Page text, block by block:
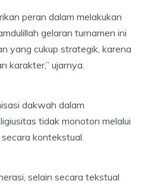
peran dalam melakukan
gelaran turnamen ini
yang cukup strategik, karena
karakter,” ujarnya.
dakwah dalam
tidak monoton melalui
kontekstual.
selain secara tekstual